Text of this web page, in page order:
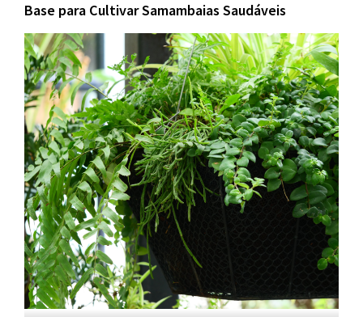
Base para Cultivar Samambaias Saudáveis